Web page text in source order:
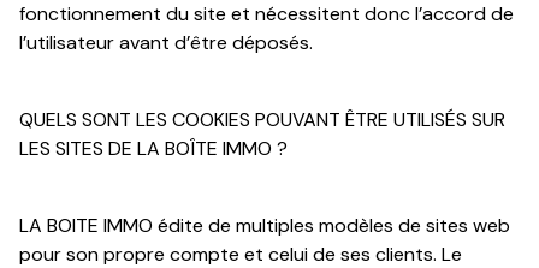
fonctionnement du site et nécessitent donc l’accord de
l’utilisateur avant d’être déposés.
QUELS SONT LES COOKIES POUVANT ÊTRE UTILISÉS SUR
LES SITES DE LA BOÎTE IMMO ?
LA BOITE IMMO édite de multiples modèles de sites web
pour son propre compte et celui de ses clients. Le